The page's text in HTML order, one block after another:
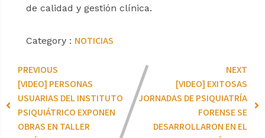
de calidad y gestión clínica.
Category : NOTICIAS
PREVIOUS
[VIDEO] PERSONAS
USUARIAS DEL INSTITUTO
PSIQUIÁTRICO EXPONEN
OBRAS EN TALLER
NEXT
[VIDEO] EXITOSAS
JORNADAS DE PSIQUIATRÍA
FORENSE SE
DESARROLLARON EN EL